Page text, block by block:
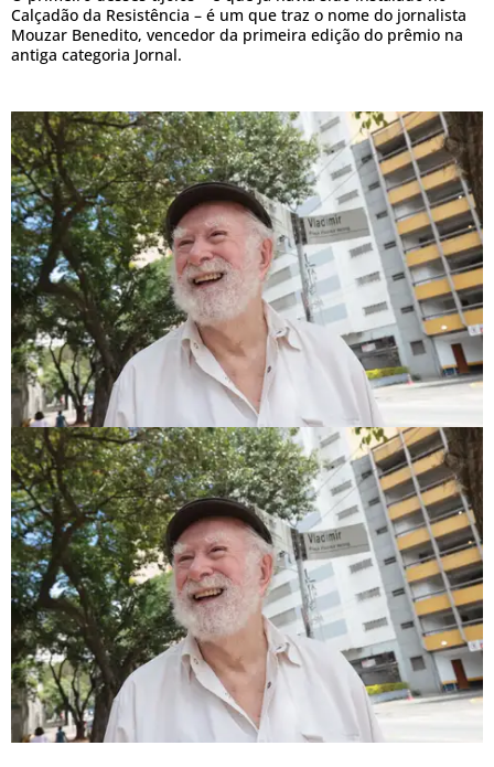
Calçadão da Resistência – é um que traz o nome do jornalista
Mouzar Benedito, vencedor da primeira edição do prêmio na
antiga categoria Jornal.